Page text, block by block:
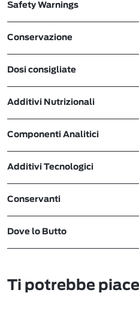
Safety Warnings
Conservazione
Dosi consigliate
Additivi Nutrizionali
Componenti Analitici
Additivi Tecnologici
Conservanti
Dove lo Butto
Ti potrebbe